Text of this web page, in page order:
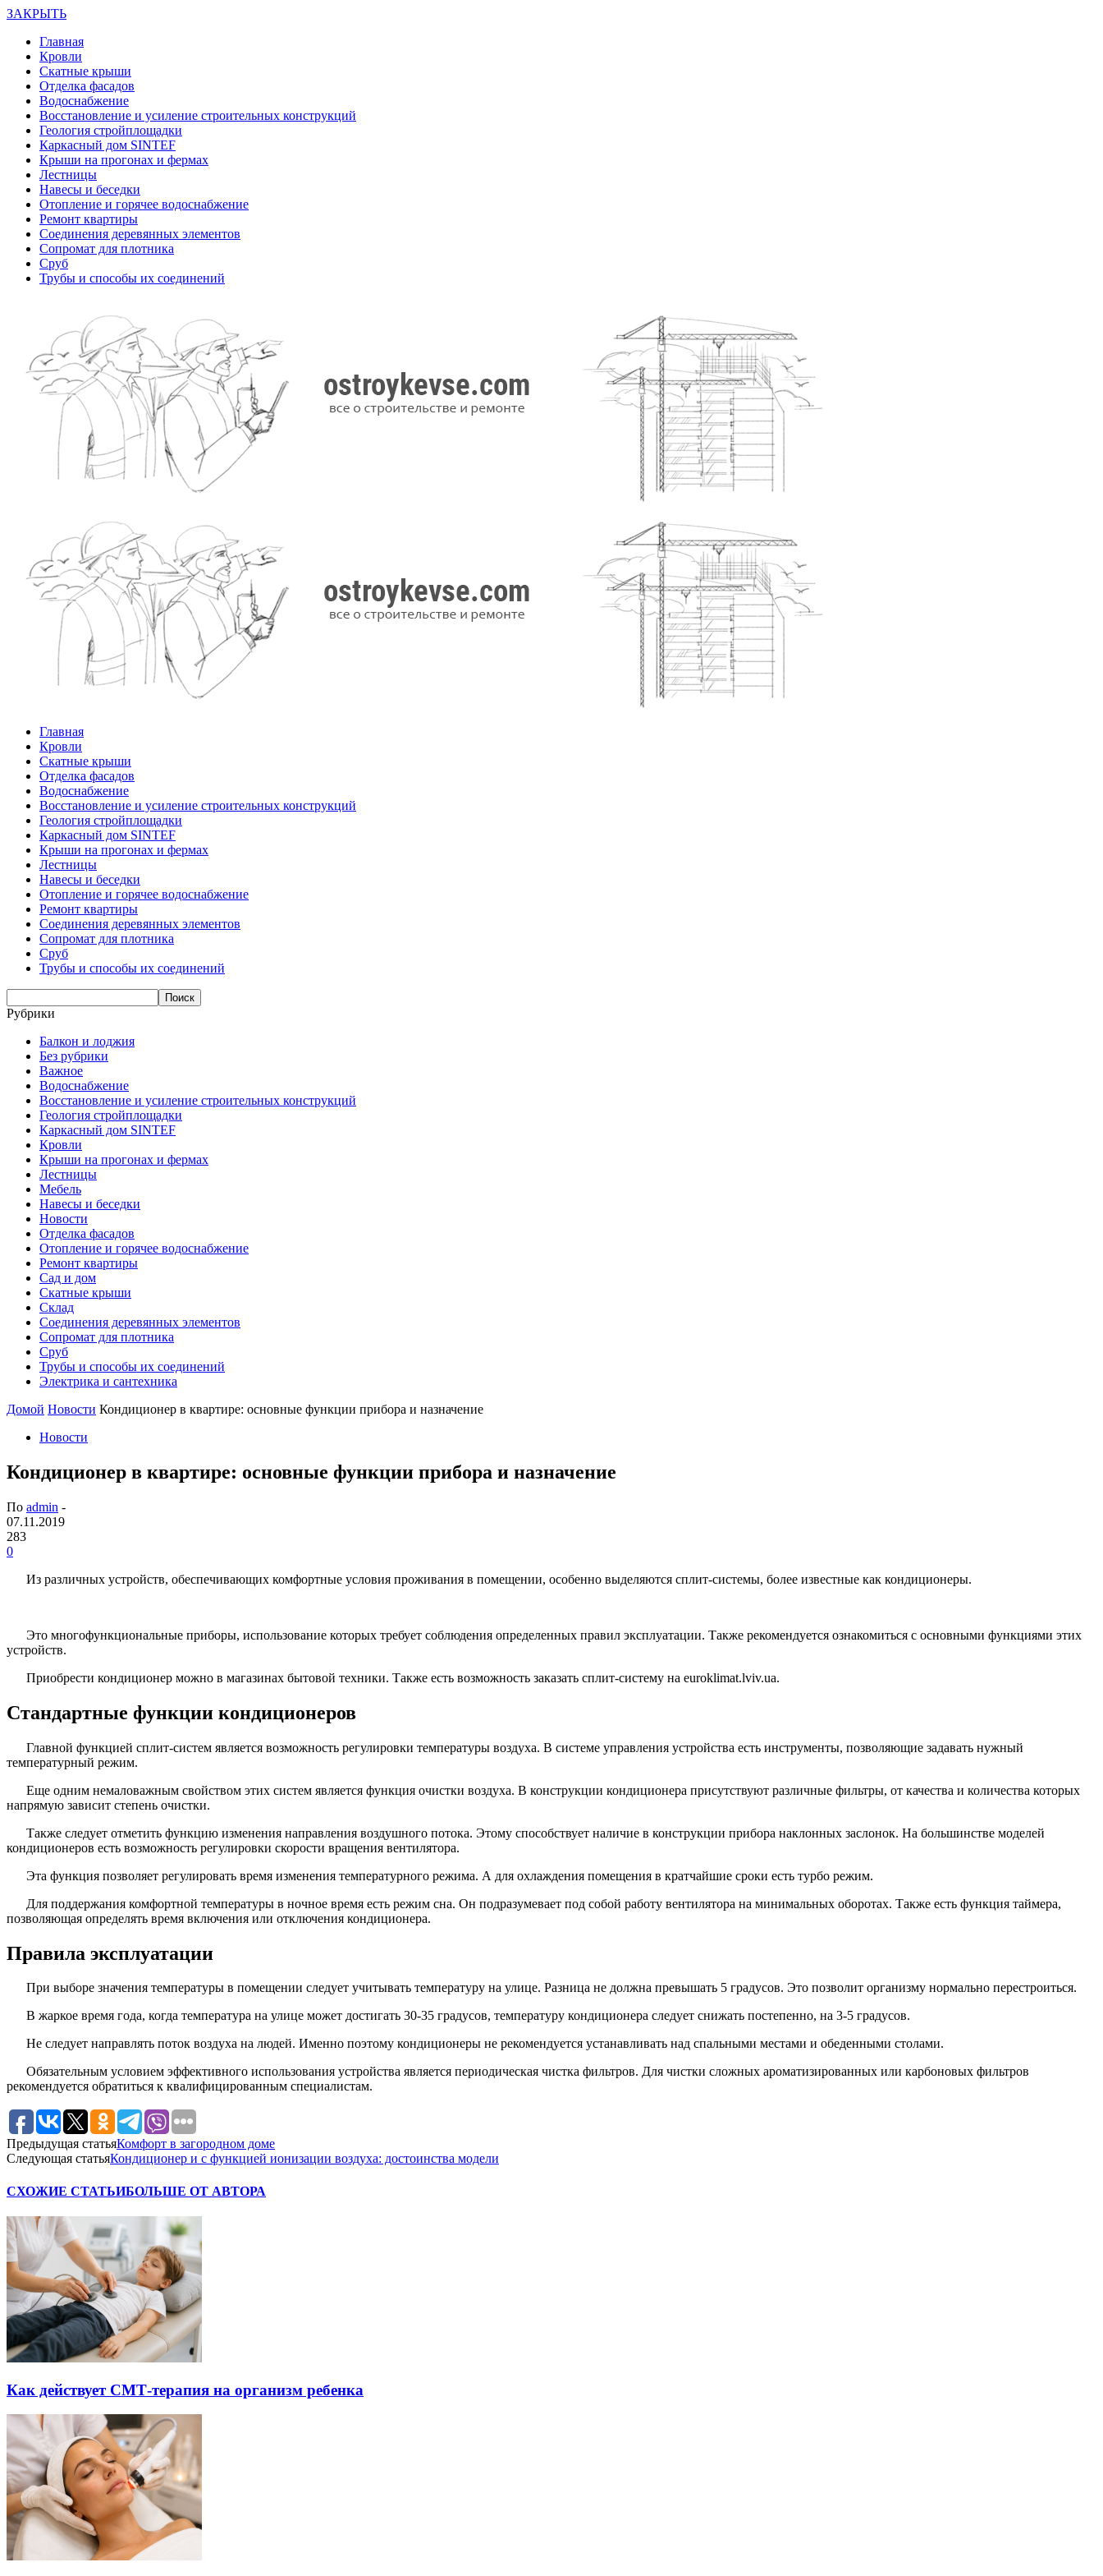
ЗАКРЫТЬ
Главная
Кровли
Скатные крыши
Отделка фасадов
Водоснабжение
Восстановление и усиление строительных конструкций
Геология стройплощадки
Каркасный дом SINTEF
Крыши на прогонах и фермах
Лестницы
Навесы и беседки
Отопление и горячее водоснабжение
Ремонт квартиры
Соединения деревянных элементов
Сопромат для плотника
Сруб
Трубы и способы их соединений
Главная
Кровли
Скатные крыши
Отделка фасадов
Водоснабжение
Восстановление и усиление строительных конструкций
Геология стройплощадки
Каркасный дом SINTEF
Крыши на прогонах и фермах
Лестницы
Навесы и беседки
Отопление и горячее водоснабжение
Ремонт квартиры
Соединения деревянных элементов
Сопромат для плотника
Сруб
Трубы и способы их соединений
Рубрики
Балкон и лоджия
Без рубрики
Важное
Водоснабжение
Восстановление и усиление строительных конструкций
Геология стройплощадки
Каркасный дом SINTEF
Кровли
Крыши на прогонах и фермах
Лестницы
Мебель
Навесы и беседки
Новости
Отделка фасадов
Отопление и горячее водоснабжение
Ремонт квартиры
Сад и дом
Скатные крыши
Склад
Соединения деревянных элементов
Сопромат для плотника
Сруб
Трубы и способы их соединений
Электрика и сантехника
Домой Новости Кондиционер в квартире: основные функции прибора и назначение
Новости
Кондиционер в квартире: основные функции прибора и назначение
По admin -
07.11.2019
283
0
Из различных устройств, обеспечивающих комфортные условия проживания в помещении, особенно выделяются сплит-системы, более известные как кондиционеры.
Это многофункциональные приборы, использование которых требует соблюдения определенных правил эксплуатации. Также рекомендуется ознакомиться с основными функциями этих
устройств.
Приобрести кондиционер можно в магазинах бытовой техники. Также есть возможность заказать сплит-систему на euroklimat.lviv.ua.
Стандартные функции кондиционеров
Главной функцией сплит-систем является возможность регулировки температуры воздуха. В системе управления устройства есть инструменты, позволяющие задавать нужный
температурный режим.
Еще одним немаловажным свойством этих систем является функция очистки воздуха. В конструкции кондиционера присутствуют различные фильтры, от качества и количества которых
напрямую зависит степень очистки.
Также следует отметить функцию изменения направления воздушного потока. Этому способствует наличие в конструкции прибора наклонных заслонок. На большинстве моделей
кондиционеров есть возможность регулировки скорости вращения вентилятора.
Эта функция позволяет регулировать время изменения температурного режима. А для охлаждения помещения в кратчайшие сроки есть турбо режим.
Для поддержания комфортной температуры в ночное время есть режим сна. Он подразумевает под собой работу вентилятора на минимальных оборотах. Также есть функция таймера,
позволяющая определять время включения или отключения кондиционера.
Правила эксплуатации
При выборе значения температуры в помещении следует учитывать температуру на улице. Разница не должна превышать 5 градусов. Это позволит организму нормально перестроиться.
В жаркое время года, когда температура на улице может достигать 30-35 градусов, температуру кондиционера следует снижать постепенно, на 3-5 градусов.
Не следует направлять поток воздуха на людей. Именно поэтому кондиционеры не рекомендуется устанавливать над спальными местами и обеденными столами.
Обязательным условием эффективного использования устройства является периодическая чистка фильтров. Для чистки сложных ароматизированных или карбоновых фильтров
рекомендуется обратиться к квалифицированным специалистам.
Предыдущая статьяКомфорт в загородном доме
Следующая статьяКондиционер и с функцией ионизации воздуха: достоинства модели
СХОЖИЕ СТАТЬИБОЛЬШЕ ОТ АВТОРА
Как действует СМТ-терапия на организм ребенка